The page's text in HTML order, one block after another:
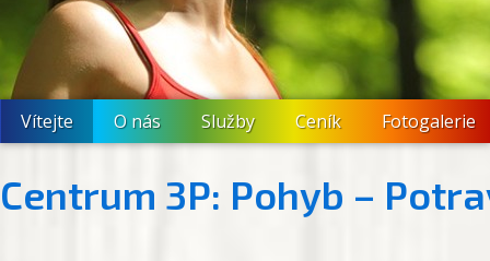
Vítejte O nás Služby Ceník Fotogalerie
Centrum 3P: Pohyb –